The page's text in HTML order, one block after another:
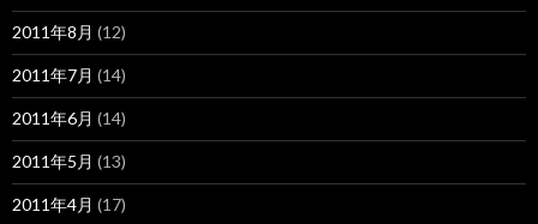
2011年8月 (12)
2011年7月 (14)
2011年6月 (14)
2011年5月 (13)
2011年4月 (17)